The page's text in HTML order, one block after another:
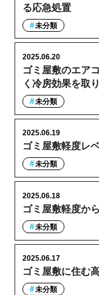
る応急処置
未分類
ゴミ屋敷のエア
く冷房効果を取
2025.06.20
未分類
ゴミ屋敷軽度レ
2025.06.19
未分類
ゴミ屋敷軽度か
2025.06.18
未分類
ゴミ屋敷に住む
2025.06.17
未分類